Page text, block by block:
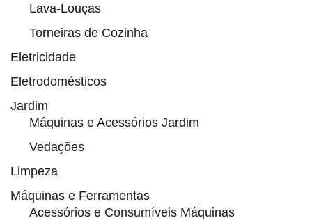
Lava-Louças
Torneiras de Cozinha
Eletricidade
Eletrodomésticos
Jardim
Máquinas e Acessórios Jardim
Vedações
Limpeza
Máquinas e Ferramentas
Acessórios e Consumíveis Máquinas